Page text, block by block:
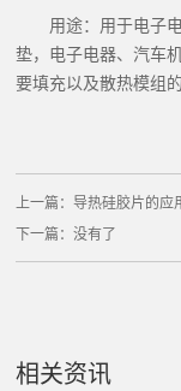
用途：用于电子
垫，电子电器、汽车
要填充以及散热模组的
上一篇：导热硅胶片的应
下一篇：没有了
相关资讯